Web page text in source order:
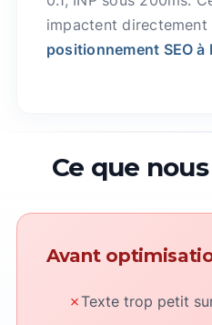
impactent
positionnement SEO à
Ce que nous
Avant
✗Texte trop petit